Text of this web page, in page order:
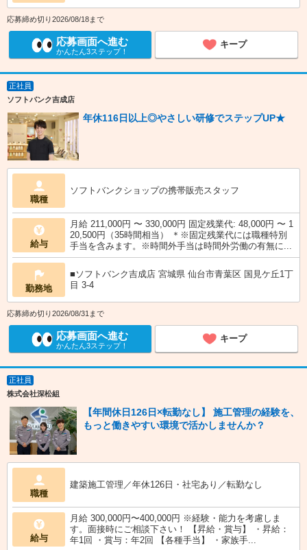
応募締め切り2026/08/18まで
応募画面へ進む
かんたん3ステップ！
キープ
正社員
ソフトバンク吉成店
年休116日以上◎やさしい研修でステップUP★
職種
ソフトバンクショップの携帯販売スタッフ
給与
月給 211,000円 〜 330,000円 固定残業代: 48,000円 〜 1
20,500円（35時間相当） ＊※固定残業代には職種特別
手当を含みます。※時間外手当は時間外労働の有無に...
勤務地
■ソフトバンク吉成店 宮城県 仙台市青葉区 国見ケ丘1丁
目 3‐4
応募締め切り2026/08/31まで
応募画面へ進む
かんたん3ステップ！
キープ
正社員
株式会社深松組
【年間休日126日×転勤なし】 施工管理の経験を、
もっと働きやすい環境で活かしませんか？
職種
建築施工管理／年休126日・社宅あり／転勤なし
給与
月給 300,000円〜400,000円 ※経験・能力を考慮しま
す。面接時にご相談下さい！ 【昇給・賞与】 ・昇給：
年1回 ・賞与：年2回 【各種手当】 ・家族手...